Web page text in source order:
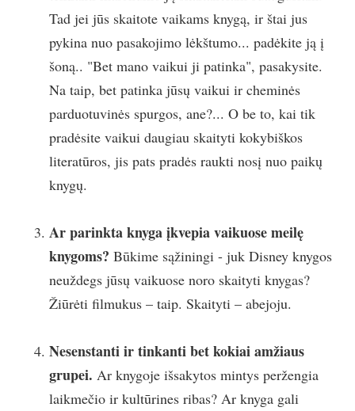
Tad jei jūs skaitote vaikams knygą, ir štai jus
pykina nuo pasakojimo lėkštumo... padėkite ją į
šoną.. "Bet mano vaikui ji patinka", pasakysite.
Na taip, bet patinka jūsų vaikui ir cheminės
parduotuvinės spurgos, ane?... O be to, kai tik
pradėsite vaikui daugiau skaityti kokybiškos
literatūros, jis pats pradės raukti nosį nuo paikų
knygų.
Ar parinkta knyga įkvepia vaikuose meilę
knygoms?Būkime sąžiningi - juk Disney knygos
neuždegs jūsų vaikuose noro skaityti knygas?
Žiūrėti filmukus – taip. Skaityti – abejoju.
Nesenstanti ir tinkanti bet kokiai amžiaus
grupei.Ar knygoje išsakytos mintys peržengia
laikmečio ir kultūrines ribas? Ar knyga gali